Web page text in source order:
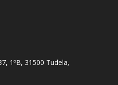
1ºB, 31500 Tudela,